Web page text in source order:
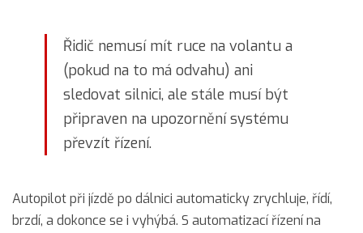
Řidič nemusí mít ruce na volantu a
(pokud na to má odvahu) ani
sledovat silnici, ale stále musí být
připraven na upozornění systému
převzít řízení.
Autopilot při jízdě po dálnici automaticky zrychluje, řídí,
brzdí, a dokonce se i vyhýbá. S automatizací řízení na